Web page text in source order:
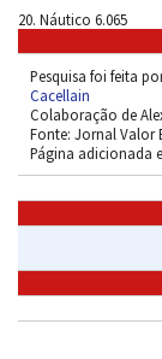
20. Náutico 6.065
Pesquisa foi feita
Cacellain
Colaboração de
Fonte: Jornal Valor
Página adicionada